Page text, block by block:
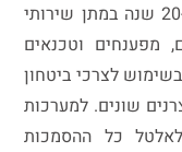
אלטל בעלת ניסיון עשיר של למעלה מ-20 שנה במתן שירותי
מפענחים וטכנאים
לצרכי ביטחון
שונים. למערכות
כל ההסמכות